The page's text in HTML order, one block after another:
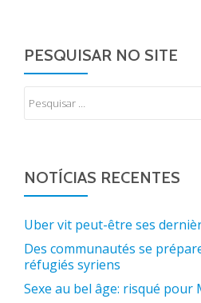
PESQUISAR NO SITE
NOTÍCIAS RECENTES
Uber vit peut-être ses
Des communautés se
réfugiés syriens
Sexe au bel âge: risqué pour